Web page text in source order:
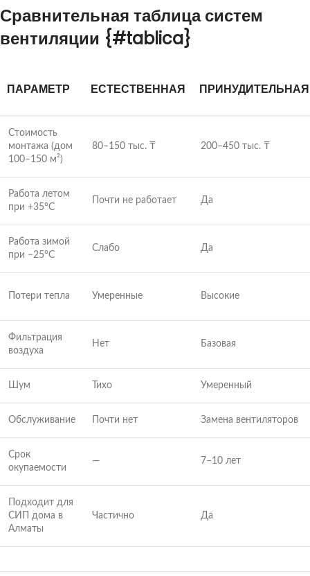
Сравнительная таблица систем
вентиляции {#tablica}
ПАРАМЕТР ЕСТЕСТВЕННАЯ ПРИНУДИТЕЛЬНАЯ
Стоимость
монтажа (дом
100–150 м²)
80–150 тыс. ₸ 200–450 тыс. ₸
Работа летом
при +35°C
Почти не работает Да
Работа зимой
при −25°C
Слабо Да
Потери тепла Умеренные Высокие
Фильтрация
воздуха
Нет Базовая
Шум Тихо Умеренный
Обслуживание Почти нет Замена вентиляторов
Срок
окупаемости
— 7–10 лет
Подходит для
СИП дома в
Алматы
Частично Да